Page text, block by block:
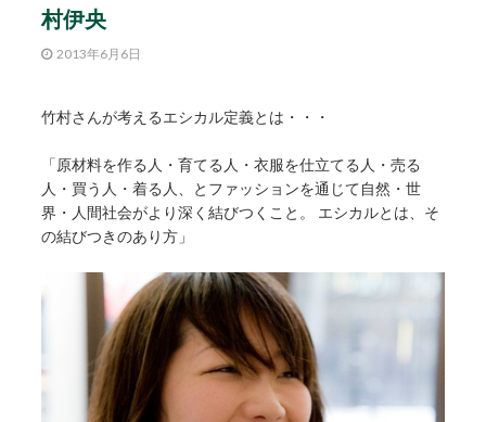
村伊央
2013年6月6日
竹村さんが考えるエシカル定義とは・・・
「原材料を作る人・育てる人・衣服を仕立てる人・売る
人・買う人・着る人、とファッションを通じて自然・世
界・人間社会がより深く結びつくこと。 エシカルとは、そ
の結びつきのあり方」